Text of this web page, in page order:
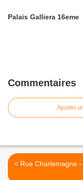
Palais Galliera 16eme
Commentaires
Ajouter
< Rue Charlemagne